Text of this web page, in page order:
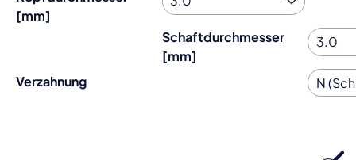
[mm]
Schaftdurchmesser
[mm]
Verzahnung